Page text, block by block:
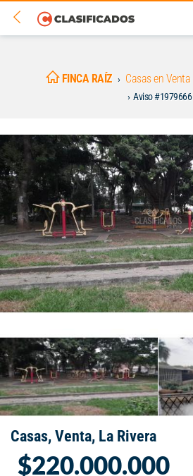
FINCA RAÍZ Casas en Venta
Aviso #1979666
Casas, Venta, La Rivera
$220.000.000